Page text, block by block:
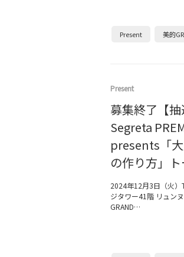
Present 美的
Present
募集終了【抽
Segreta
presents「
の作り方」
2024年12月3日（火
ジタワー41階 リュン
GRAND…